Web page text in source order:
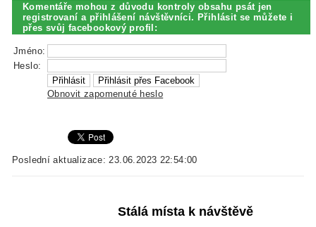
Komentáře mohou z důvodu kontroly obsahu psát jen
registrovaní a přihlášení návštěvníci. Přihlásit se můžete i
přes svůj facebookový profil:
Jméno:
Heslo:
Obnovit zapomenuté heslo
Poslední aktualizace: 23.06.2023 22:54:00
Stálá místa k návštěvě